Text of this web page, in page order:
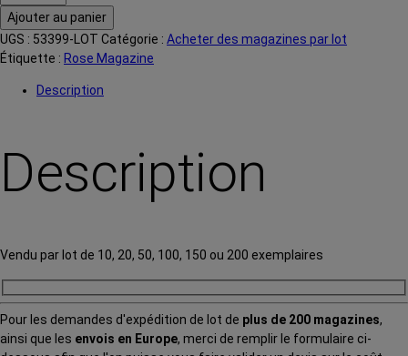
de
Rose
magazine
n°
Ajouter au panier
UGS : 53399-LOT Catégorie : Acheter des magazines par lot
Étiquette : Rose Magazine
Description
Description
Vendu par lot de 10, 20, 50, 100, 150 ou 200 exemplaires
Pour les demandes d'expédition de lot de plus de 200 magazines,
ainsi que les envois en Europe, merci de remplir le formulaire ci-